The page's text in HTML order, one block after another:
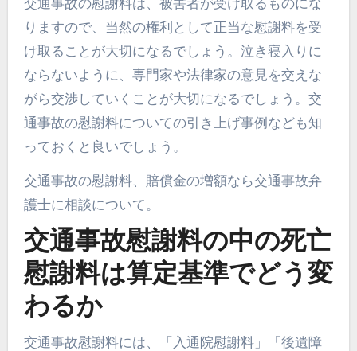
交通事故の慰謝料は、被害者が受け取るものにな
りますので、当然の権利として正当な慰謝料を受
け取ることが大切になるでしょう。泣き寝入りに
ならないように、専門家や法律家の意見を交えな
がら交渉していくことが大切になるでしょう。交
通事故の慰謝料についての引き上げ事例なども知
っておくと良いでしょう。
交通事故の慰謝料、賠償金の増額なら交通事故弁
護士に相談について。
交通事故慰謝料の中の死亡
慰謝料は算定基準でどう変
わるか
交通事故慰謝料には、「入通院慰謝料」「後遺障